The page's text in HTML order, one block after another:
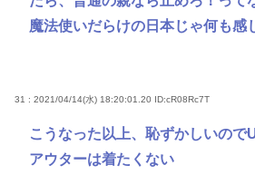
魔法使いだらけの日本じゃ何も感
31 : 2021/04/14(水) 18:20:01.20 ID:cR08Rc7T
こうなった以上、恥ずかしいので
アウターは着たくない